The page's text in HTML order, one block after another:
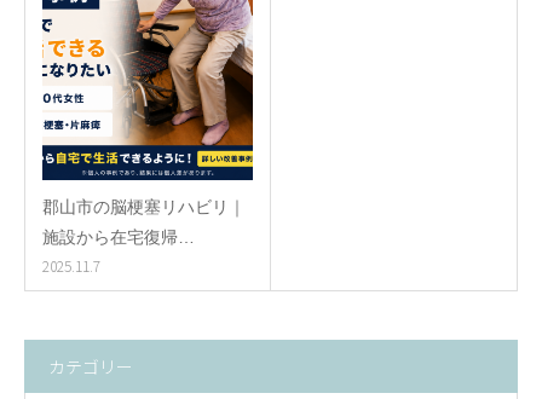
郡山市の脳梗塞リハビリ｜
施設から在宅復帰…
2025.11.7
カテゴリー